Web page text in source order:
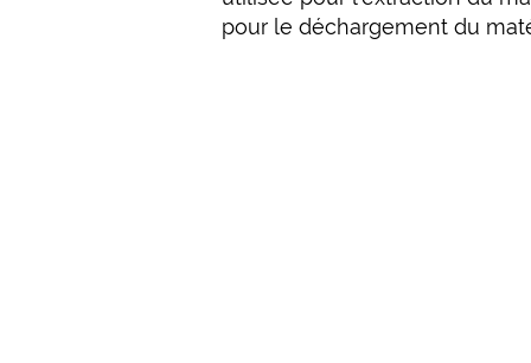
pour le déchargement du